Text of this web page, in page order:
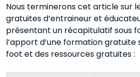
Nous terminerons cet article sur
gratuites d’entraineur et
présentant un récapitulatif sous
l’apport d’une formation gratuite
foot et des ressources gratuites :